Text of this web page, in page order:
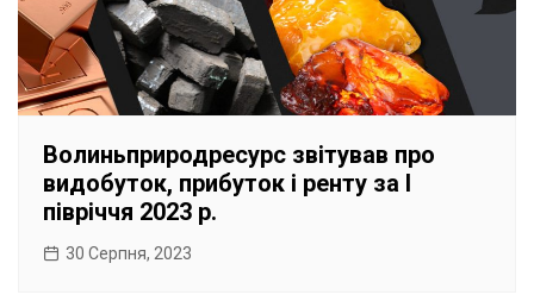
Волиньприродресурс звітував про
видобуток, прибуток і ренту за І
півріччя 2023 р.
30 Серпня, 2023